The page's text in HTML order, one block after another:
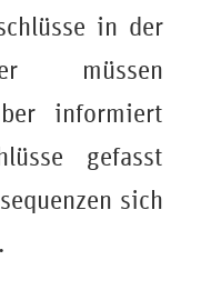
in der
müssen
informiert
gefasst
sich